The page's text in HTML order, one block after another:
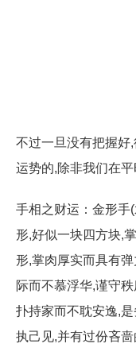
不过一旦没有把握好
运势的,除非我们在平
手相之财运：金形手
形,好似一块四方块,
形,掌肉厚实而具有
际而不慕浮华,谨守
扑持家而不耽安逸,
执己见,并有过份吝啬